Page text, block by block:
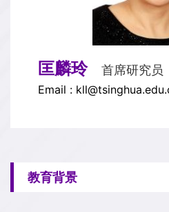
匡麟玲 首席研究员
Email :
教育背景